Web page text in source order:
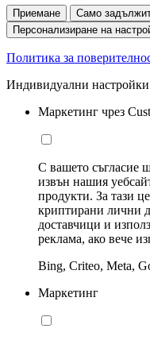
Приемане
Само
Персонализиране на
Политика за
Индивидуални настройки
Маркетинг чрез
С вашето съгласие
извън нашия
продукти. За тази
криптирани лични
доставчици и
реклама, ако вече
Bing, Criteo, Meta,
Маркетинг